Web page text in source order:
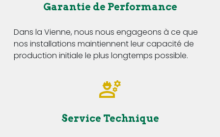
Garantie de Performance
Dans la Vienne, nous nous engageons à ce que
nos installations maintiennent leur capacité de
production initiale le plus longtemps possible.
Service Technique